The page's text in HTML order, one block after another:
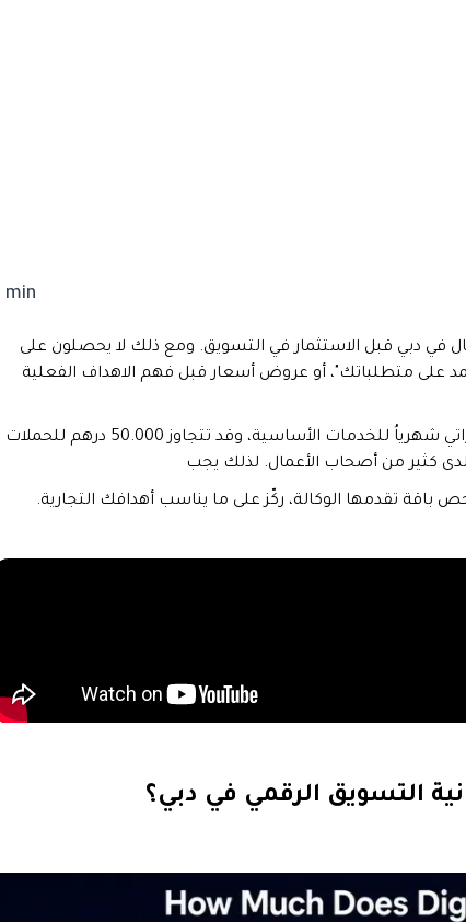
min
في دبي قبل الاستثمار في التسويق. ومع ذلك لا يحصلون على
على متطلباتك"، أو عروض أسعار قبل فهم الاهداف الفعلية
تبدأ تكلفة التسويق الرقمي في دبي من حوالي 3000 درهم إماراتي شهرياُ للخدمات الأساسية، وقد تتجاوز 50.000 درهم للحملات
كثير من أصحاب الأعمال. لذلك يجب
باقة تقدمها الوكالة، ركّز على ما يناسب أهدافك التجارية.
التسويق الرقمي في دبي؟